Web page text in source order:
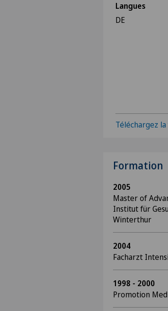
Langues
DE
Téléchargez la
Formation
2005
Master of
Institut für
Winterthur
2004
Facharzt
1998 - 2000
Promotion